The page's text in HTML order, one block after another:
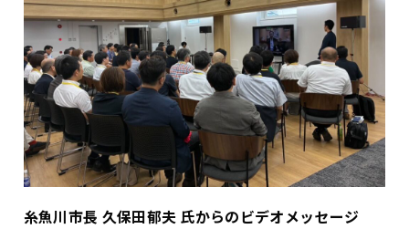
糸魚川市長 久保田郁夫 氏からのビデオメッセージ